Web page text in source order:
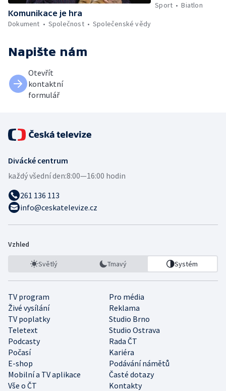
Komunikace je hra
Dokument
Společnost Společenské vědy
Sport
Biatlon
Napište nám
Otevřít
kontaktní
formulář
Divácké centrum
každý všední den:8:00—16:00 hodin
261 136 113
info@ceskatelevize.cz
Vzhled
Světlý Tmavý Systém
TV program
Pro média
Živé vysílání
Reklama
TV poplatky
Studio Brno
Teletext
Studio Ostrava
Podcasty
Rada ČT
Počasí
Kariéra
E-shop
Podávání námětů
Mobilní a TV aplikace
Časté dotazy
Vše o ČT
Kontakty